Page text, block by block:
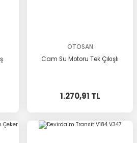
OTOSAN
Cam Su Motoru Tek Çıkışlı
1.270,91 TL